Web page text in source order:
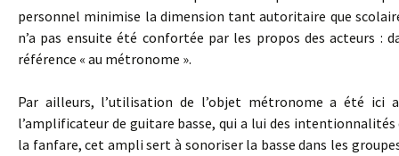
personnel minimise la dimension tant autoritaire que
n’a pas ensuite été confortée par les propos des acteurs :
référence « au métronome ».
Par ailleurs, l’utilisation de l’objet métronome a été ici
l’amplificateur de guitare basse, qui a lui des
la fanfare, cet ampli sert à sonoriser la basse dans les